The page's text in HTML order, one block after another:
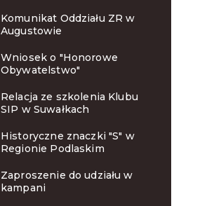
Komunikat Oddziału ZR w
Augustowie
Wniosek o "Honorowe
Obywatelstwo"
Relacja ze szkolenia Klubu
SIP w Suwałkach
Historyczne znaczki "S" w
Regionie Podlaskim
Zaproszenie do udziału w
kampani